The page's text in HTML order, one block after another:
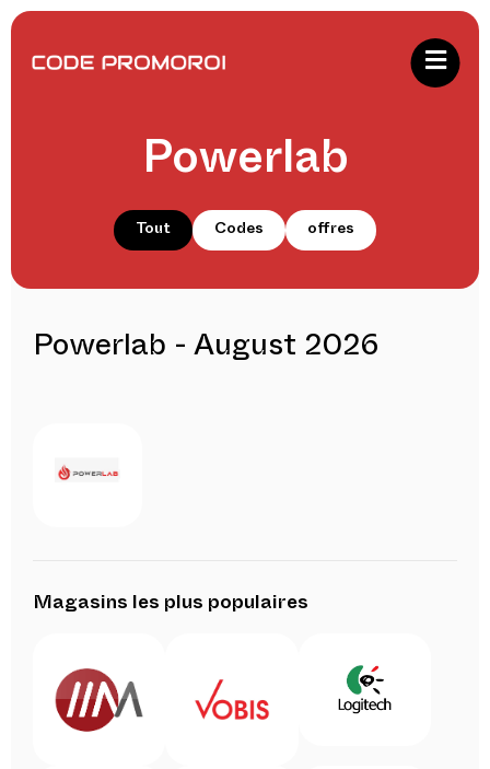
Powerlab
Tout Codes offres
Powerlab - August 2026
Magasins les plus populaires